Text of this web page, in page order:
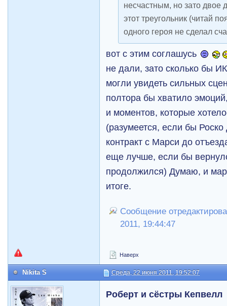
несчастным, но зато двое
этот треугольник (читай
одного героя не сделал
вот с этим соглашусь
не дали, зато сколько бы
могли увидеть сильных
полтора бы хватило
и моментов, которые
(разумеется, если бы
контракт с Марси до
еще лучше, если бы
продолжился) Думаю, и
итоге.
Сообщение
2011, 19:44:47
Наверх
Nikita S Среда, 22 июня 2011, 19:52:07
Роберт и сёстры Кепвелл